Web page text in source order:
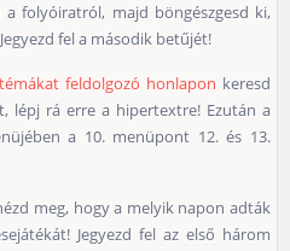
folyóiratról, majd böngészgesd ki,
fel a második betűjét!
feldolgozó honlapon keresd
lépj rá erre a hipertextre! Ezután a
a 10. menüpont 12. és 13.
meg, hogy a melyik napon adták
Jegyezd fel az első három